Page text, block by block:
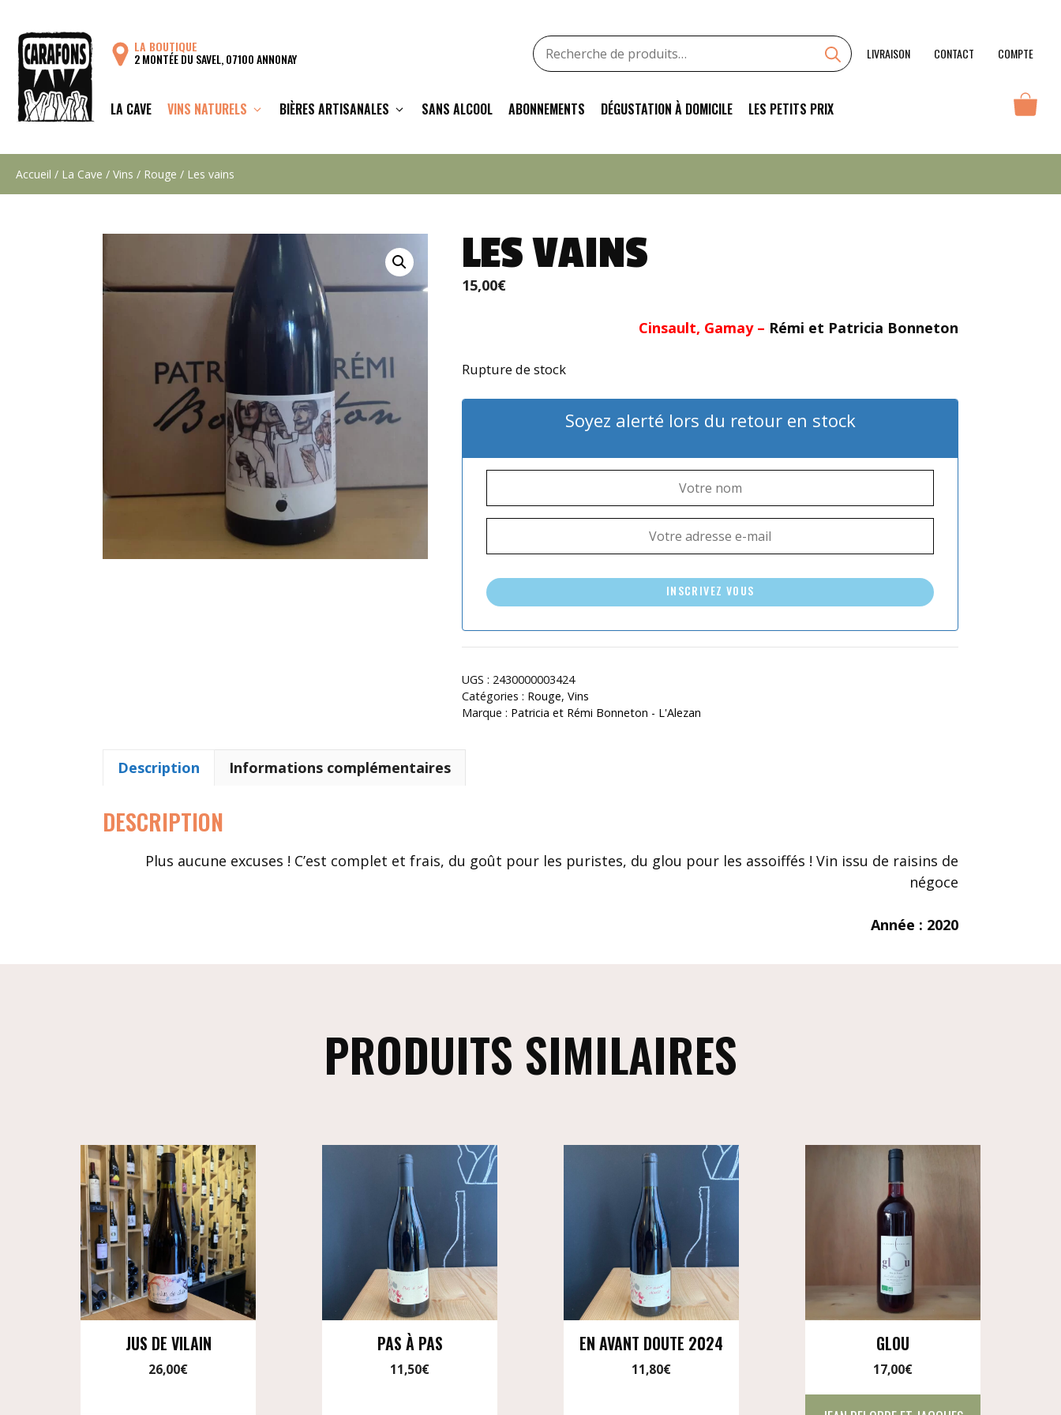
contenu
LA CAVE VINS NATURELS BIÈRES ARTISANALES SANS ALCOOL ABONNEMENTS DÉGUSTATION À DOMICILE LES PETITS PRIX
LIVRAISON CONTACT COMPTE
LA BOUTIQUE
2 MONTÉE DU SAVEL, 07100 ANNONAY
Recherche
pour
Accueil / La Cave / Vins / Rouge / Les vains
LES VAINS
15,00€
Cinsault, Gamay – Rémi et Patricia Bonneton
Rupture de stock
Soyez alerté lors du retour en stock
INSCRIVEZ VOUS
UGS : 2430000003424
Catégories : Rouge,Vins
Marque : Patricia et Rémi Bonneton - L'Alezan
Description Informations complémentaires
DESCRIPTION
Plus aucune excuses ! C’est complet et frais, du goût pour les puristes, du glou pour les assoiffés ! Vin issu de raisins de
négoce
Année : 2020
PRODUITS SIMILAIRES
JUS DE VILAIN
26,00€
PAS À PAS
11,50€
EN AVANT DOUTE 2024
11,80€
GLOU
17,00€